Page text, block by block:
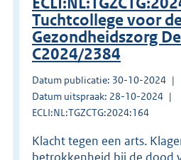
Tuchtcollege voor
Gezondheidszorg
C2024/2384
Datum publicatie: 30-10-2024
Datum uitspraak: 28-10-2024
ECLI:NL:TGZCTG:2024:164
Klacht tegen een arts.
betrokkenheid bij de dood